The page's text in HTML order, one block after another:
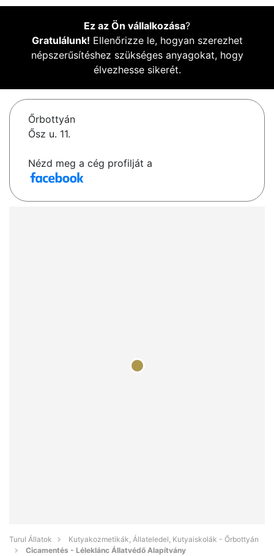
Ez az Ön vállalkozása?
Gratulálunk! Ellenőrizze le, hogyan szerezhet
népszerűsítéshez szükséges anyagokat, hogy
élvezhesse sikerét.
Őrbottyán
Ősz u. 11.
Nézd meg a cég profilját a
Turul Állatok
Kutyakozmetikák, Állateledel, Kutyaiskolák - Őrbottyán
Cicamentés - Léleklánc Állatvédő Alapítvány